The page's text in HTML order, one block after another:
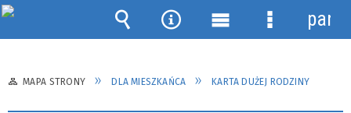
MAPA STRONY DLA MIESZKAŃCA KARTA DUŻEJ RODZINY
Wyszukiwarka
Narzędzia
Menu Menu
panel